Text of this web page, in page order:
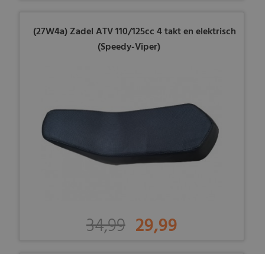
(27W4a) Zadel ATV 110/125cc 4 takt en elektrisch
(Speedy-Viper)
34,99 29,99